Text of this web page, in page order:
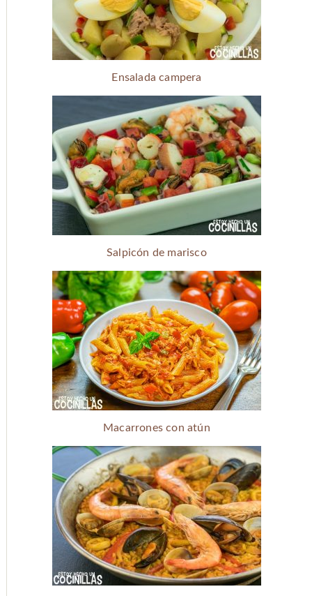
Ensalada campera
Salpicón de marisco
Macarrones con atún